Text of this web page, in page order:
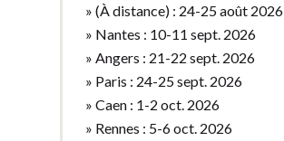
» (À distance) : 24-25 août 2026
» Nantes : 10-11 sept. 2026
» Angers : 21-22 sept. 2026
» Paris : 24-25 sept. 2026
» Caen : 1-2 oct. 2026
» Rennes : 5-6 oct. 2026